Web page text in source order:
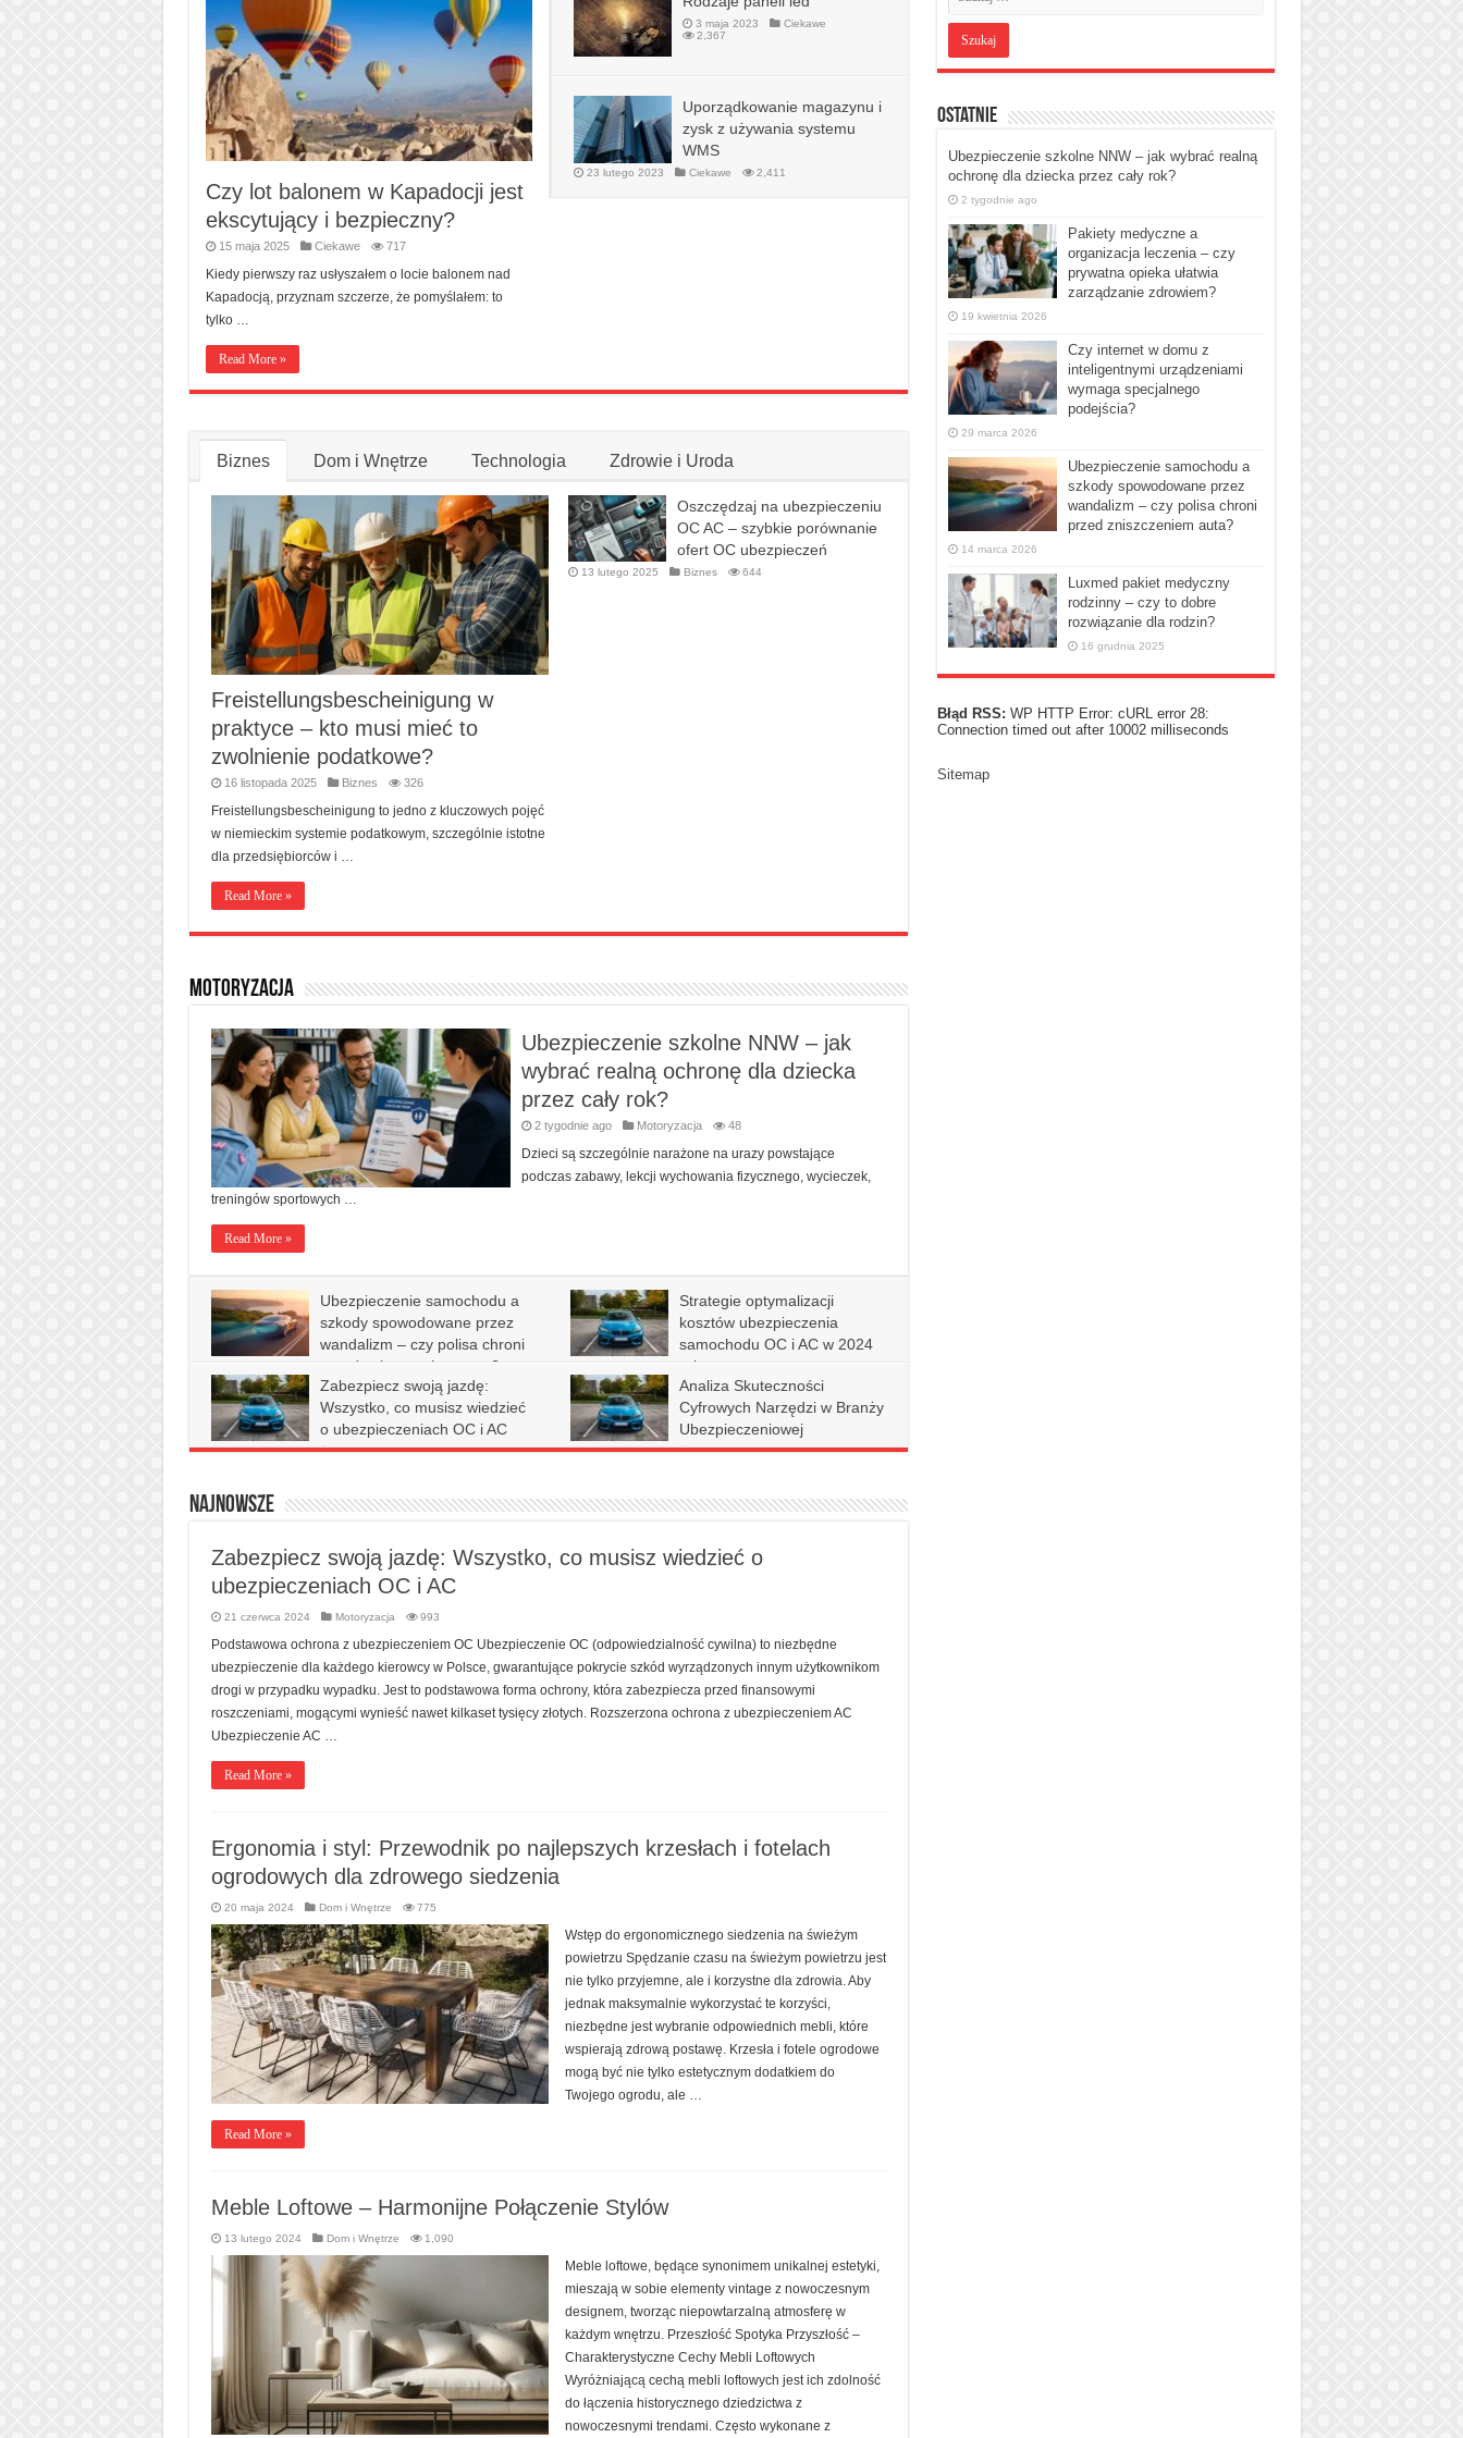
Czy lot balonem w Kapadocji jest
ekscytujący i bezpieczny?
15 maja 2025 Ciekawe 717
Kiedy pierwszy raz usłyszałem o locie balonem nad
Kapadocją, przyznam szczerze, że pomyślałem: to
tylko …
Read More »
3 maja 2023
Ciekawe
2,367
Uporządkowanie magazynu i
zysk z używania systemu
WMS
23 lutego 2023 Ciekawe 2,411
Biznes Dom i Wnętrze Technologia Zdrowie i Uroda
Freistellungsbescheinigung w
praktyce – kto musi mieć to
zwolnienie podatkowe?
16 listopada 2025 Biznes 326
Freistellungsbescheinigung to jedno z kluczowych pojęć
w niemieckim systemie podatkowym, szczególnie istotne
dla przedsiębiorców i …
Read More »
Oszczędzaj na ubezpieczeniu
OC AC – szybkie porównanie
ofert OC ubezpieczeń
13 lutego 2025 Biznes 644
Motoryzacja
Ubezpieczenie szkolne NNW – jak
wybrać realną ochronę dla dziecka
przez cały rok?
2 tygodnie ago Motoryzacja 48
Dzieci są szczególnie narażone na urazy powstające
podczas zabawy, lekcji wychowania fizycznego, wycieczek,
treningów sportowych …
Read More »
Ubezpieczenie samochodu a
szkody spowodowane przez
wandalizm – czy polisa chroni
przed zniszczeniem auta?
14 marca 2026 Motoryzacja 1,053
Strategie optymalizacji
kosztów ubezpieczenia
samochodu OC i AC w 2024
roku
2 sierpnia 2024 Motoryzacja 879
Zabezpiecz swoją jazdę:
Wszystko, co musisz wiedzieć
o ubezpieczeniach OC i AC
21 czerwca 2024 Motoryzacja 993
Analiza Skuteczności
Cyfrowych Narzędzi w Branży
Ubezpieczeniowej
25 stycznia 2024 Motoryzacja 1,354
Najnowsze
Zabezpiecz swoją jazdę: Wszystko, co musisz wiedzieć o
ubezpieczeniach OC i AC
21 czerwca 2024 Motoryzacja 993
Podstawowa ochrona z ubezpieczeniem OC Ubezpieczenie OC (odpowiedzialność cywilna) to niezbędne
ubezpieczenie dla każdego kierowcy w Polsce, gwarantujące pokrycie szkód wyrządzonych innym użytkownikom
drogi w przypadku wypadku. Jest to podstawowa forma ochrony, która zabezpiecza przed finansowymi
roszczeniami, mogącymi wynieść nawet kilkaset tysięcy złotych. Rozszerzona ochrona z ubezpieczeniem AC
Ubezpieczenie AC …
Read More »
Ergonomia i styl: Przewodnik po najlepszych krzesłach i fotelach
ogrodowych dla zdrowego siedzenia
20 maja 2024 Dom i Wnętrze 775
Wstęp do ergonomicznego siedzenia na świeżym
powietrzu Spędzanie czasu na świeżym powietrzu jest
nie tylko przyjemne, ale i korzystne dla zdrowia. Aby
jednak maksymalnie wykorzystać te korzyści,
niezbędne jest wybranie odpowiednich mebli, które
wspierają zdrową postawę. Krzesła i fotele ogrodowe
mogą być nie tylko estetycznym dodatkiem do
Twojego ogrodu, ale …
Read More »
Meble Loftowe – Harmonijne Połączenie Stylów
13 lutego 2024 Dom i Wnętrze 1,090
Meble loftowe, będące synonimem unikalnej estetyki,
mieszają w sobie elementy vintage z nowoczesnym
designem, tworząc niepowtarzalną atmosferę w
każdym wnętrzu. Przeszłość Spotyka Przyszłość –
Charakterystyczne Cechy Mebli Loftowych
Wyróżniającą cechą mebli loftowych jest ich zdolność
do łączenia historycznego dziedzictwa z
nowoczesnymi trendami. Często wykonane z
Ostatnie
Ubezpieczenie szkolne NNW – jak wybrać realną
ochronę dla dziecka przez cały rok?
2 tygodnie ago
Pakiety medyczne a
organizacja leczenia – czy
prywatna opieka ułatwia
zarządzanie zdrowiem?
19 kwietnia 2026
Czy internet w domu z
inteligentnymi urządzeniami
wymaga specjalnego
podejścia?
29 marca 2026
Ubezpieczenie samochodu a
szkody spowodowane przez
wandalizm – czy polisa chroni
przed zniszczeniem auta?
14 marca 2026
Luxmed pakiet medyczny
rodzinny – czy to dobre
rozwiązanie dla rodzin?
16 grudnia 2025
Błąd RSS: WP HTTP Error: cURL error 28:
Connection timed out after 10002 milliseconds
Sitemap